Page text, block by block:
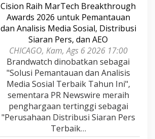
Cision Raih MarTech Breakthrough
Awards 2026 untuk Pemantauan
dan Analisis Media Sosial, Distribusi
Siaran Pers, dan AEO
CHICAGO, Kam, Ags 6 2026 17:00
Brandwatch dinobatkan sebagai
"Solusi Pemantauan dan Analisis
Media Sosial Terbaik Tahun Ini",
sementara PR Newswire meraih
penghargaan tertinggi sebagai
"Perusahaan Distribusi Siaran Pers
Terbaik…